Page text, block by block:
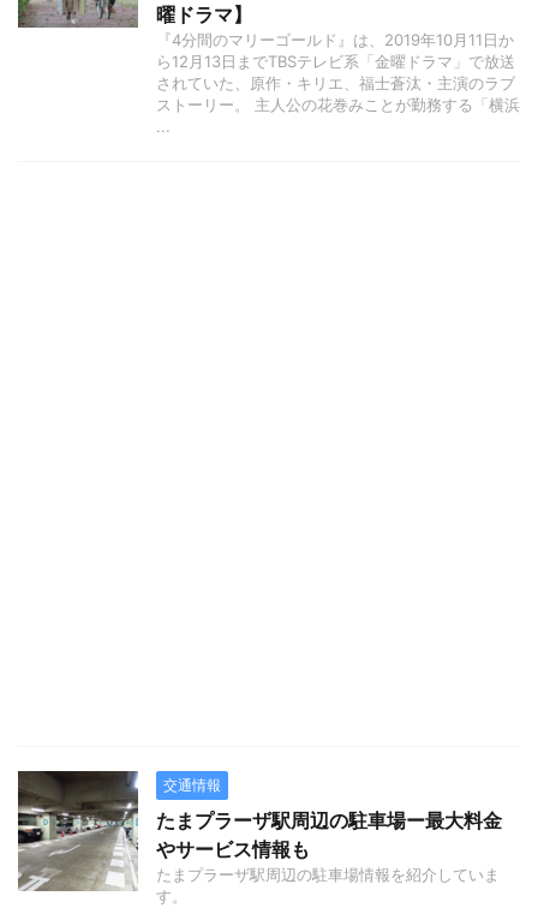
曜ドラマ】
『4分間のマリーゴールド』は、2019年10月11日か
ら12月13日までTBSテレビ系「金曜ドラマ」で放送
されていた、原作・キリエ、福士蒼汰・主演のラブ
ストーリー。 主人公の花巻みことが勤務する「横浜
...
交通情報
たまプラーザ駅周辺の駐車場ー最大料金
やサービス情報も
たまプラーザ駅周辺の駐車場情報を紹介していま
す。